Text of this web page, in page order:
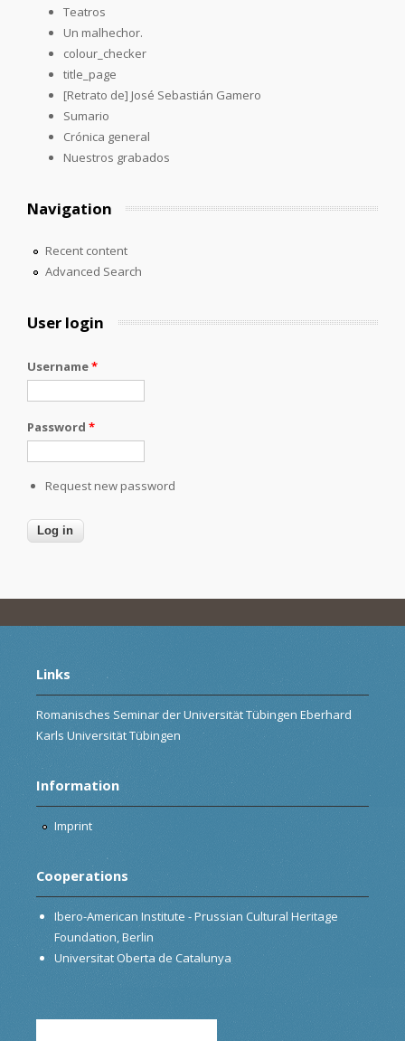
Teatros
Un malhechor.
colour_checker
title_page
[Retrato de] José Sebastián Gamero
Sumario
Crónica general
Nuestros grabados
Navigation
Recent content
Advanced Search
User login
Username*
Password *
Request new password
Links
Romanisches Seminar der Universität Tübingen Eberhard
Karls Universität Tübingen
Information
Imprint
Cooperations
Ibero-American Institute - Prussian Cultural Heritage
Foundation, Berlin
Universitat Oberta de Catalunya